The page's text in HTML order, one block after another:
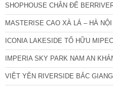
SHOPHOUSE CHÂN ĐẾ
MASTERISE CAO XÀ LÁ – HÀ
ICONIA LAKESIDE TỐ HỮU MIPEC
IMPERIA SKY PARK NAM AN
VIỆT YÊN RIVERSIDE BẮC GIANG